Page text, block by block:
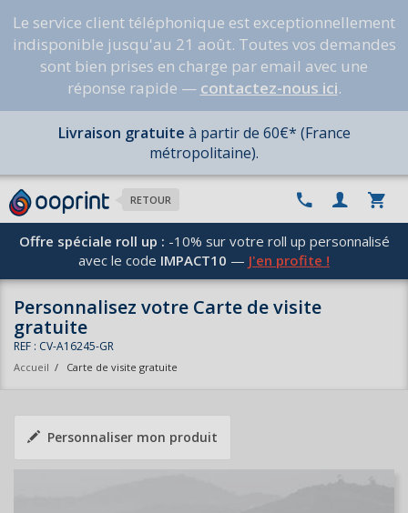
Le service client téléphonique est exceptionnellement
indisponible jusqu'au 21 août. Toutes vos demandes
sont bien prises en charge par email avec une
réponse rapide — contactez-nous ici.
Livraison gratuite à partir de 60€* (France
métropolitaine).
RETOUR
Offre spéciale roll up : -10% sur votre roll up personnalisé
avec le code IMPACT10 — J'en profite !
Personnalisez votre Carte de visite
gratuite
REF : CV-A16245-GR
Accueil / Carte de visite gratuite
Personnaliser mon produit